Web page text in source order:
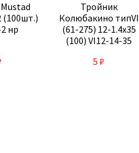
(100шт.)
нр
Тройник
Колюбакино типVI
(61-275) 12-1.4х35
(100) VI12-14-35
5₽